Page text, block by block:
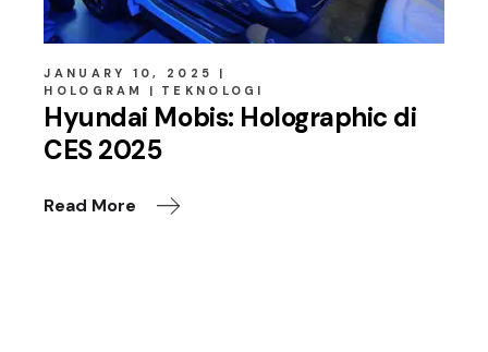
JANUARY 10, 2025
HOLOGRAM
TEKNOLOGI
Hyundai Mobis: Holographic di
CES 2025
Read More